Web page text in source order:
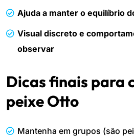
Ajuda a manter o equilíbrio
Visual discreto e
observar
Dicas finais para
peixe Otto
Mantenha em grupos (são